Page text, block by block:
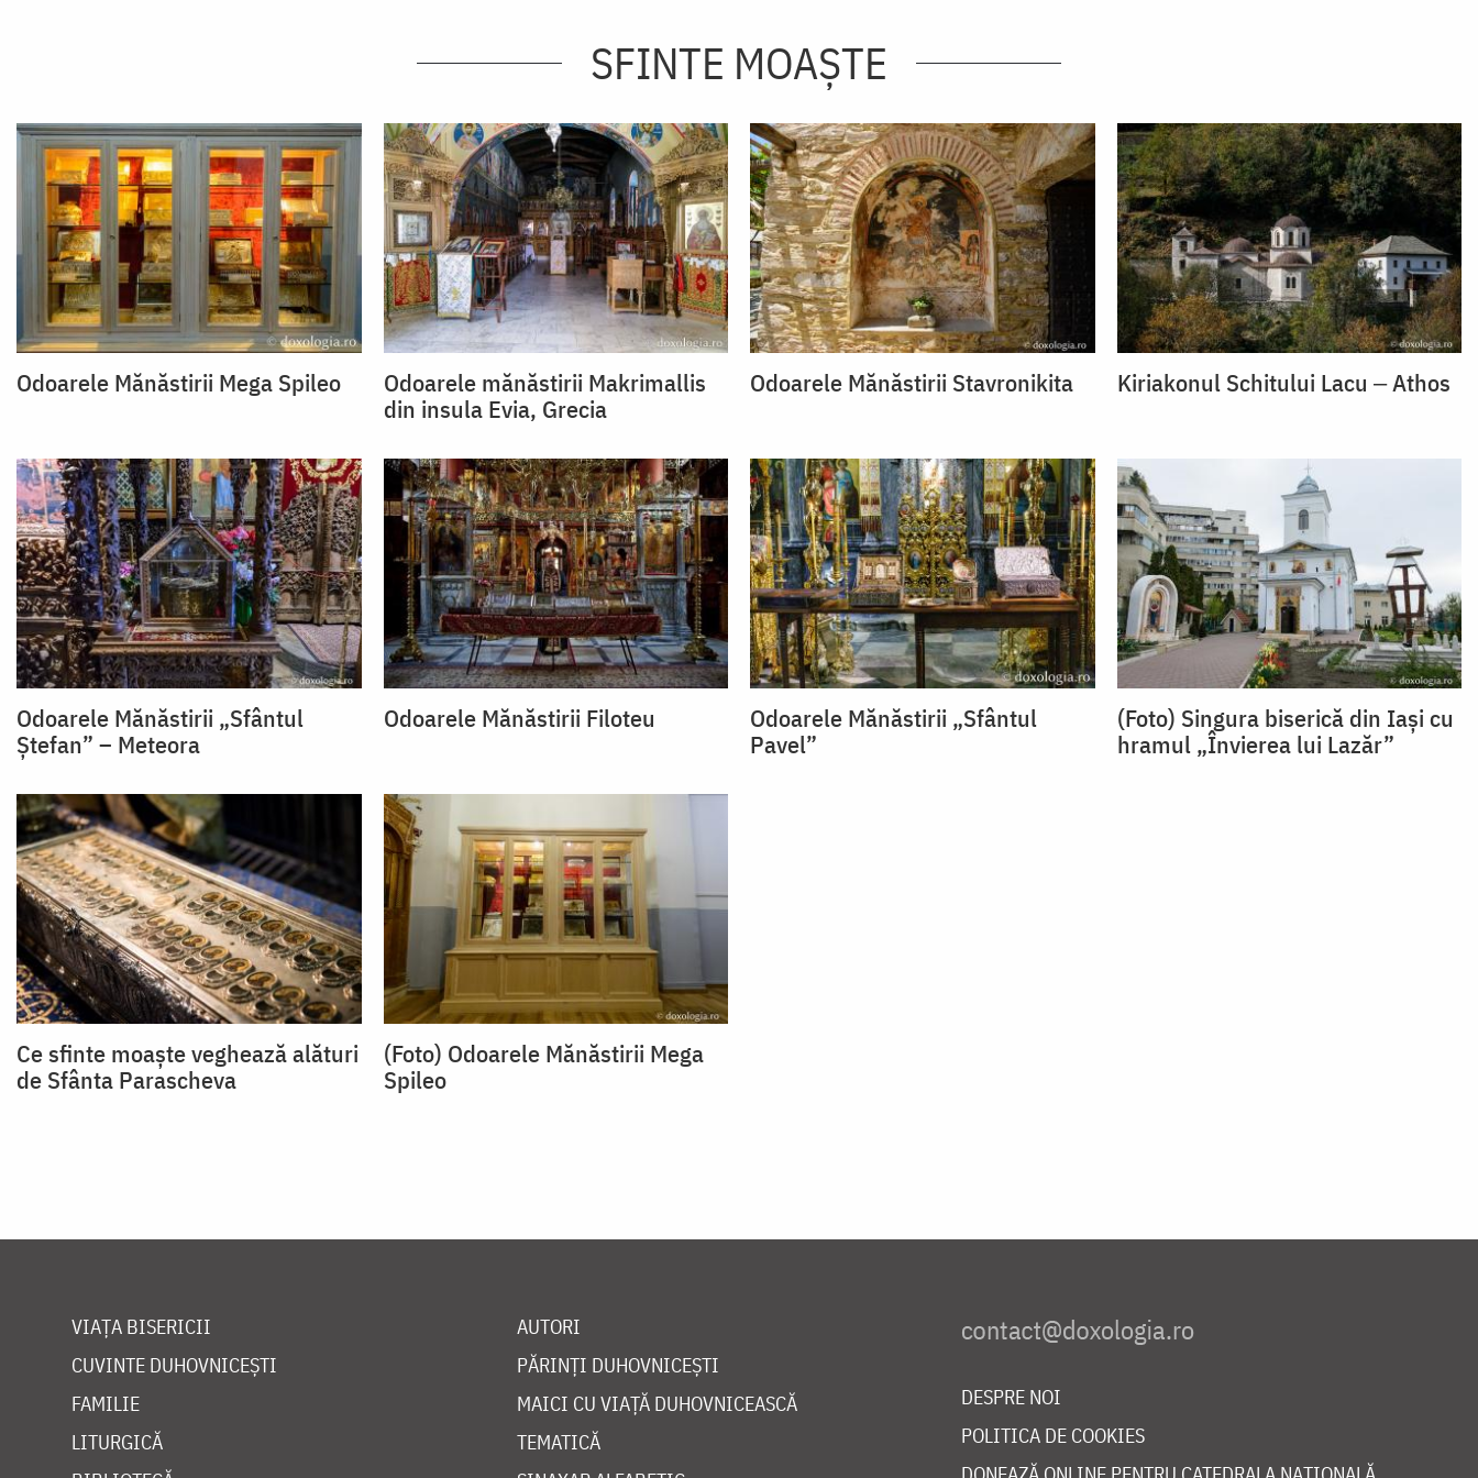
SFINTE MOAȘTE
Odoarele Mănăstirii Mega Spileo
Odoarele mănăstirii Makrimallis
din insula Evia, Grecia
Odoarele Mănăstirii Stavronikita Kiriakonul Schitului Lacu ‒ Athos
Odoarele Mănăstirii „Sfântul
Ștefan” – Meteora
Odoarele Mănăstirii Filoteu
Odoarele Mănăstirii „Sfântul
Pavel”
(Foto) Singura biserică din Iași cu
hramul „Învierea lui Lazăr”
Ce sfinte moaște veghează alături
de Sfânta Parascheva
(Foto) Odoarele Mănăstirii Mega
Spileo
VIAȚA BISERICII
CUVINTE DUHOVNICEȘTI
FAMILIE
LITURGICĂ
AUTORI
PĂRINȚI DUHOVNICEȘTI
MAICI CU VIAȚĂ DUHOVNICEASCĂ
TEMATICĂ
DESPRE NOI
POLITICA DE COOKIES